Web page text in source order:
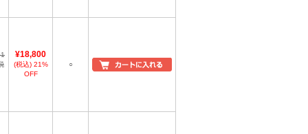
¥18,800
(税込) 21%
OFF
○